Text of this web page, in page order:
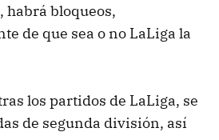
habrá bloqueos,
de que sea o no LaLiga la
los partidos de LaLiga, se
de segunda división, así